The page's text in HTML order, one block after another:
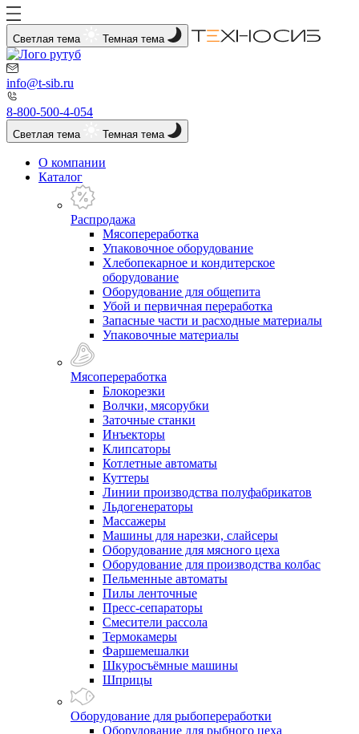
Светлая тема Темная тема
info@t-sib.ru
8-800-500-4-054
Светлая тема Темная тема
О компании
Каталог
Распродажа
Мясопереработка
Упаковочное оборудование
Хлебопекарное и кондитерское
оборудование
Оборудование для общепита
Убой и первичная переработка
Запасные части и расходные материалы
Упаковочные материалы
Мясопереработка
Блокорезки
Волчки, мясорубки
Заточные станки
Инъекторы
Клипсаторы
Котлетные автоматы
Куттеры
Линии производства полуфабрикатов
Льдогенераторы
Массажеры
Машины для нарезки, слайсеры
Оборудование для мясного цеха
Оборудование для производства колбас
Пельменные автоматы
Пилы ленточные
Пресс-сепараторы
Смесители рассола
Термокамеры
Фаршемешалки
Шкуросъёмные машины
Шприцы
Оборудование для рыбопереработки
Оборудование для рыбного цеха